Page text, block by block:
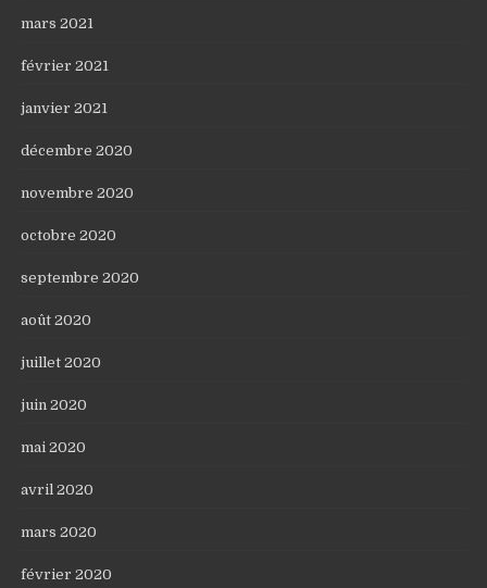
mars 2021
février 2021
janvier 2021
décembre 2020
novembre 2020
octobre 2020
septembre 2020
août 2020
juillet 2020
juin 2020
mai 2020
avril 2020
mars 2020
février 2020